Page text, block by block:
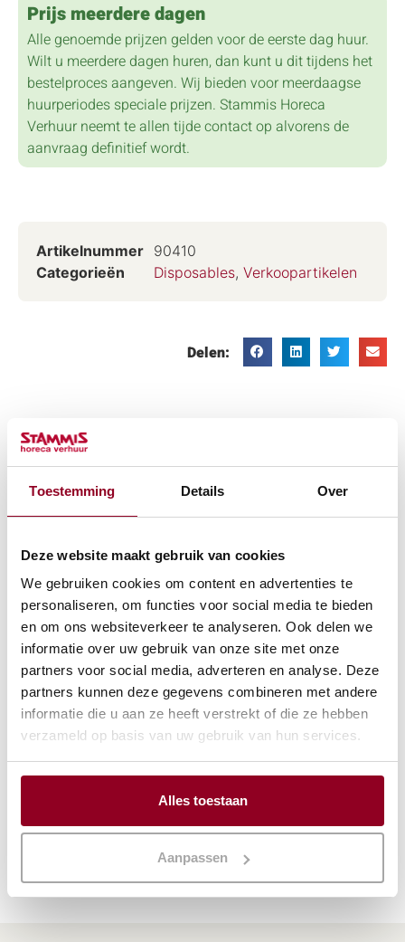
Toestemming Details Over
Deze website maakt gebruik van cookies
We gebruiken cookies om content en advertenties te
personaliseren, om functies voor social media te bieden
en om ons websiteverkeer te analyseren. Ook delen we
informatie over uw gebruik van onze site met onze
partners voor social media, adverteren en analyse. Deze
partners kunnen deze gegevens combineren met andere
informatie die u aan ze heeft verstrekt of die ze hebben
verzameld op basis van uw gebruik van hun services.
Alles toestaan
Aanpassen
Prijs meerdere dagen
Alle genoemde prijzen gelden voor de eerste dag huur.
Wilt u meerdere dagen huren, dan kunt u dit tijdens het
bestelproces aangeven. Wij bieden voor meerdaagse
huurperiodes speciale prijzen. Stammis Horeca
Verhuur neemt te allen tijde contact op alvorens de
aanvraag definitief wordt.
Artikelnummer 90410
Categorieën
Disposables, Verkoopartikelen
Delen:
Heeft u hieraan gedacht?
Afzetlint rood/wit.
500mtr.
€13,75
Meer info
Brandvertragend
flanel
€6,32
IN WINKELWAGEN
Meer info